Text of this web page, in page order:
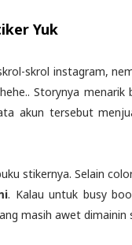
Yuk
skrol instagram,
Storynya
akun tersebut
stikernya. Selain
. Kalau untuk busy
masih awet dimainin